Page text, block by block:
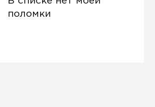
поломки